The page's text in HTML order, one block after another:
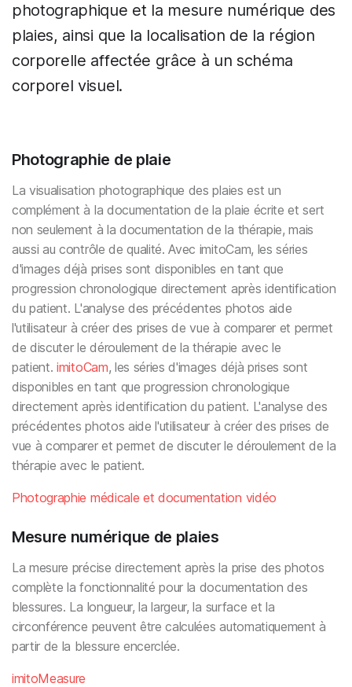
photographique et la mesure numérique des
plaies, ainsi que la localisation de la région
corporelle affectée grâce à un schéma
corporel visuel.
Photographie de plaie
La visualisation photographique des plaies est un
complément à la documentation de la plaie écrite et sert
non seulement à la documentation de la thérapie, mais
aussi au contrôle de qualité. Avec imitoCam, les séries
d'images déjà prises sont disponibles en tant que
progression chronologique directement après identification
du patient. L'analyse des précédentes photos aide
l'utilisateur à créer des prises de vue à comparer et permet
de discuter le déroulement de la thérapie avec le
patient.imitoCam, les séries d'images déjà prises sont
disponibles en tant que progression chronologique
directement après identification du patient. L'analyse des
précédentes photos aide l'utilisateur à créer des prises de
vue à comparer et permet de discuter le déroulement de la
thérapie avec le patient.
Photographie médicale et documentation vidéo
Mesure numérique de plaies
La mesure précise directement après la prise des photos
complète la fonctionnalité pour la documentation des
blessures. La longueur, la largeur, la surface et la
circonférence peuvent être calculées automatiquement à
partir de la blessure encerclée.
imitoMeasure